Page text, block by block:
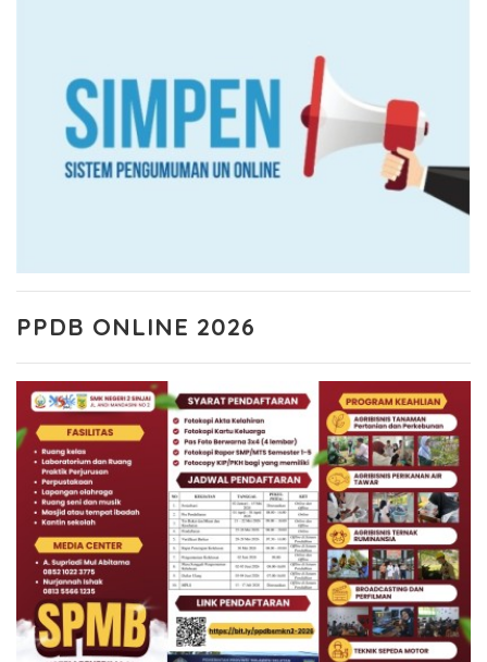
PPDB ONLINE 2026